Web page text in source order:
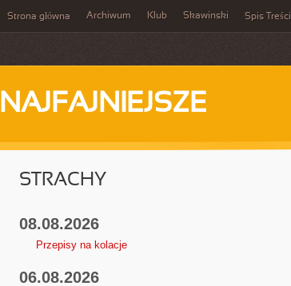
Strona główna Archiwum Klub Skawinski Spis Treści
NAJFAJNIEJSZE
STRACHY
08.08.2026
Przepisy na kolacje
06.08.2026